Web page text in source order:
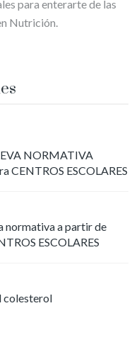
para enterarte de las
Nutrición.
NORMATIVA
CENTROS ESCOLARES
normativa a partir de
ESCOLARES
colesterol